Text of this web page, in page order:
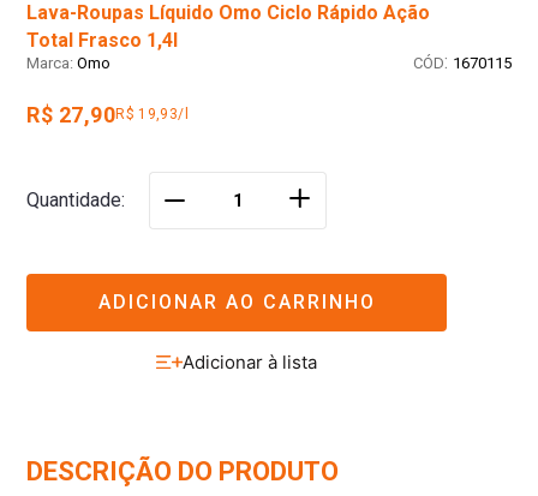
Lava-Roupas Líquido Omo Ciclo Rápido Ação
Total Frasco 1,4l
Omo : 1670115
R$ 27,90R$ 19,93/l
Quantidade ＋
ADICIONAR AO CARRINHO
DESCRIÇÃO DO PRODUTO